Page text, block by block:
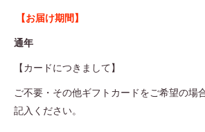
【お届け期間】
通年
【カードにつきまして】
ご不要・その他ギフトカードをご希望の場
記入ください。